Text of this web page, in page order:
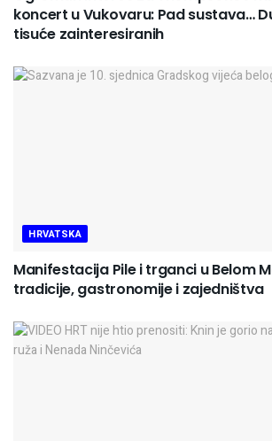
koncert u Vukovaru: Pad sustava…
tisuće zainteresiranih
HRVATSKA
Manifestacija Pile i trganci u Belom
tradicije, gastronomije i zajedništva